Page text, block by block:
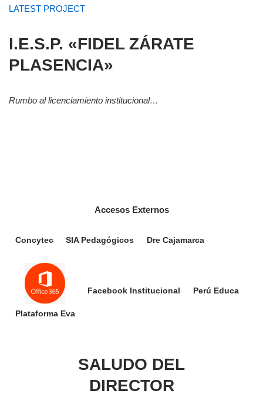
LATEST PROJECT
I.E.S.P. «FIDEL ZÁRATE
PLASENCIA»
Rumbo al licenciamiento institucional…
Accesos Externos
Concytec SIA Pedagógicos Dre Cajamarca
Plataforma Eva
Facebook Institucional Perú Educa
SALUDO DEL
DIRECTOR